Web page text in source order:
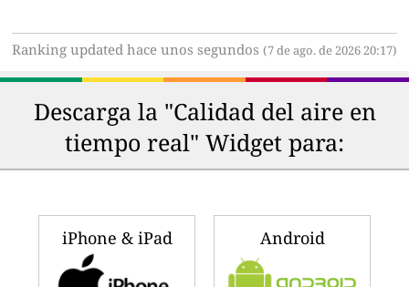
Ranking updated hace unos segundos (7 de ago. de 2026 20:17)
Descarga la "Calidad del aire en
tiempo real" Widget para:
iPhone & iPad Android